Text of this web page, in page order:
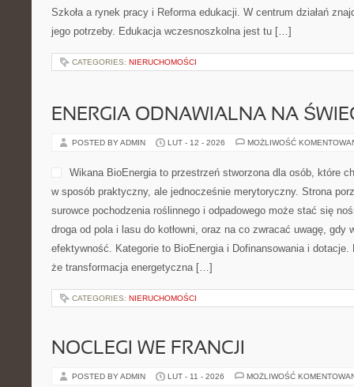
Szkoła a rynek pracy i Reforma edukacji. W centrum działań
jego potrzeby. Edukacja wczesnoszkolna jest tu […]
CATEGORIES: NIERUCHOMOŚCI
ENERGIA ODNAWIALNA NA
POSTED BY ADMIN LUT - 12 - 2026 MOŻLIWOŚĆ
Wikana BioEnergia to przestrzeń stworzona dla osób, które
w sposób praktyczny, ale jednocześnie merytoryczny. Strona
surowce pochodzenia roślinnego i odpadowego może stać się
droga od pola i lasu do kotłowni, oraz na co zwracać uwagę, gdy
efektywność. Kategorie to BioEnergia i Dofinansowania i
że transformacja energetyczna […]
CATEGORIES: NIERUCHOMOŚCI
NOCLEGI WE FRANCJI
POSTED BY ADMIN LUT - 11 - 2026 MOŻLIWOŚĆ